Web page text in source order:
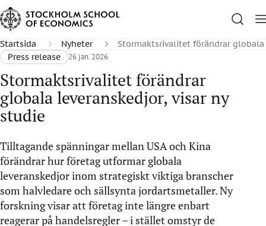
Startsida Nyheter
Stormaktsrivalitet förändrar globala
Press release
26 jan. 2026
Stormaktsrivalitet förändrar
globala leveranskedjor, visar ny
studie
Tilltagande spänningar mellan USA och Kina
förändrar hur företag utformar globala
leveranskedjor inom strategiskt viktiga branscher
som halvledare och sällsynta jordartsmetaller. Ny
forskning visar att företag inte längre enbart
reagerar på handelsregler – i stället omstyr de